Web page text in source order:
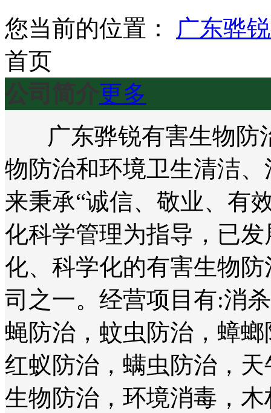
您当前的位置：
广东骅
首页
公司简介更多
广东骅锐有害生物防
物防治和环境卫生清洁
来秉承“诚信、敬业、有
化科学管理为指导，已
化、科学化的有害生物
司之一。经营项目有:消
蝇防治，蚊虫防治，蟑
红蚁防治，螨虫防治，
生物防治，环境消毒，